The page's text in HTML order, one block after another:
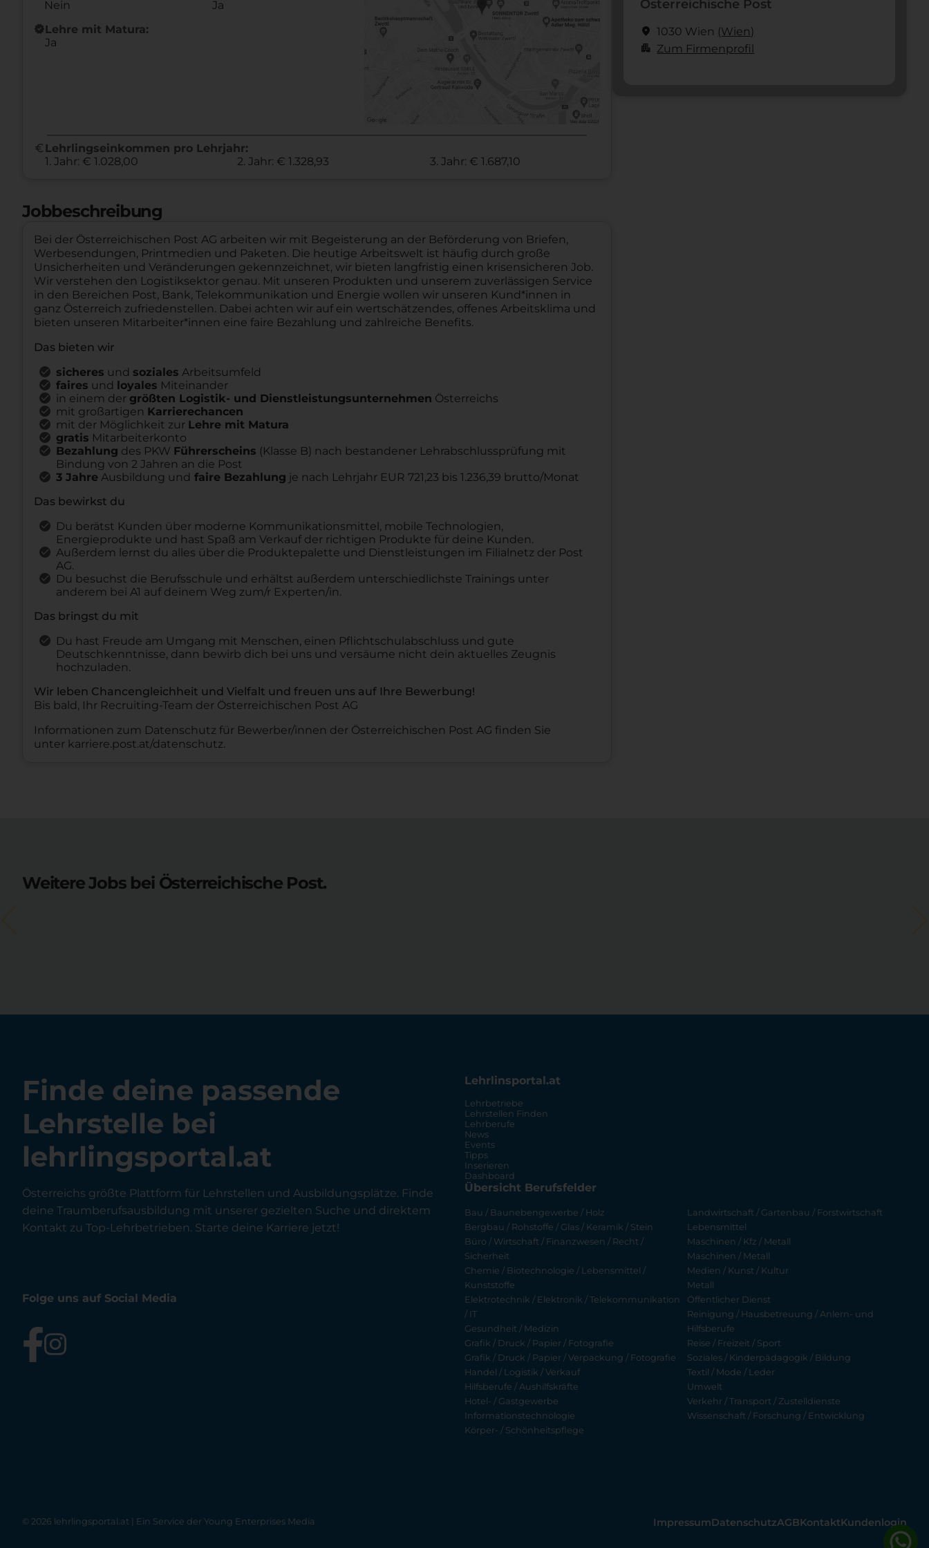
Nein
Ja
new_releasesLehre mit Matura:
Ja
euro Lehrlingseinkommen pro Lehrjahr:
1. Jahr: € 1.028,00
2. Jahr: € 1.328,93 3. Jahr: € 1.687,10
Jobbeschreibung
Bei der Österreichischen Post AG arbeiten wir mit Begeisterung an der Beförderung von Briefen,
Werbesendungen, Printmedien und Paketen. Die heutige Arbeitswelt ist häufig durch große
Unsicherheiten und Veränderungen gekennzeichnet, wir bieten langfristig einen krisensicheren Job.
Wir verstehen den Logistiksektor genau. Mit unseren Produkten und unserem zuverlässigen Service
in den Bereichen Post, Bank, Telekommunikation und Energie wollen wir unseren Kund*innen in
ganz Österreich zufriedenstellen. Dabei achten wir auf ein wertschätzendes, offenes Arbeitsklima und
bieten unseren Mitarbeiter*innen eine faire Bezahlung und zahlreiche Benefits.
Das bieten wir
sicheres und soziales Arbeitsumfeld
faires und loyales Miteinander
in einem der größten Logistik- und Dienstleistungsunternehmen Österreichs
mit großartigen Karrierechancen
mit der Möglichkeit zur Lehre mit Matura
gratis Mitarbeiterkonto
Bezahlung des PKW Führerscheins (Klasse B) nach bestandener Lehrabschlussprüfung mit
Bindung von 2 Jahren an die Post
3 Jahre Ausbildung und faire Bezahlung je nach Lehrjahr EUR 721,23 bis 1.236,39 brutto/Monat
Das bewirkst du
Du berätst Kunden über moderne Kommunikationsmittel, mobile Technologien,
Energieprodukte und hast Spaß am Verkauf der richtigen Produkte für deine Kunden.
Außerdem lernst du alles über die Produktepalette und Dienstleistungen im Filialnetz der Post
AG.
Du besuchst die Berufsschule und erhältst außerdem unterschiedlichste Trainings unter
anderem bei A1 auf deinem Weg zum/r Experten/in.
Das bringst du mit
Du hast Freude am Umgang mit Menschen, einen Pflichtschulabschluss und gute
Deutschkenntnisse, dann bewirb dich bei uns und versäume nicht dein aktuelles Zeugnis
hochzuladen.
Wir leben Chancengleichheit und Vielfalt und freuen uns auf Ihre Bewerbung!
Bis bald, Ihr Recruiting-Team der Österreichischen Post AG
Informationen zum Datenschutz für Bewerber/innen der Österreichischen Post AG finden Sie
unter karriere.post.at/datenschutz.
Österreichische Post
location_on 1030 Wien (Wien)
apartment Zum Firmenprofil
Weitere Jobs bei Österreichische Post.
Finde deine passende
Lehrstelle bei
lehrlingsportal.at
Österreichs größte Plattform für Lehrstellen und Ausbildungsplätze. Finde
deine Traumberufsausbildung mit unserer gezielten Suche und direktem
Kontakt zu Top-Lehrbetrieben. Starte deine Karriere jetzt!
Folge uns auf Social Media
Lehrlinsportal.at
Lehrbetriebe
Lehrstellen Finden
Lehrberufe
News
Events
Tipps
Inserieren
Dashboard
Übersicht Berufsfelder
Bau / Baunebengewerbe / Holz
Bergbau / Rohstoffe / Glas / Keramik / Stein
Büro / Wirtschaft / Finanzwesen / Recht /
Sicherheit
Chemie / Biotechnologie / Lebensmittel /
Kunststoffe
Elektrotechnik / Elektronik / Telekommunikation
/ IT
Gesundheit / Medizin
Grafik / Druck / Papier / Fotografie
Grafik / Druck / Papier / Verpackung / Fotografie
Handel / Logistik / Verkauf
Hilfsberufe / Aushilfskräfte
Hotel- / Gastgewerbe
Informationstechnologie
Körper- / Schönheitspflege
Landwirtschaft / Gartenbau / Forstwirtschaft
Lebensmittel
Maschinen / Kfz / Metall
Maschinen / Metall
Medien / Kunst / Kultur
Metall
Öffentlicher Dienst
Reinigung / Hausbetreuung / Anlern- und
Hilfsberufe
Reise / Freizeit / Sport
Soziales / Kinderpädagogik / Bildung
Textil / Mode / Leder
Umwelt
Verkehr / Transport / Zustelldienste
Wissenschaft / Forschung / Entwicklung
© 2026 lehrlingsportal.at | Ein Service der Young Enterprises Media ImpressumDatenschutzAGBKontaktKundenlogin